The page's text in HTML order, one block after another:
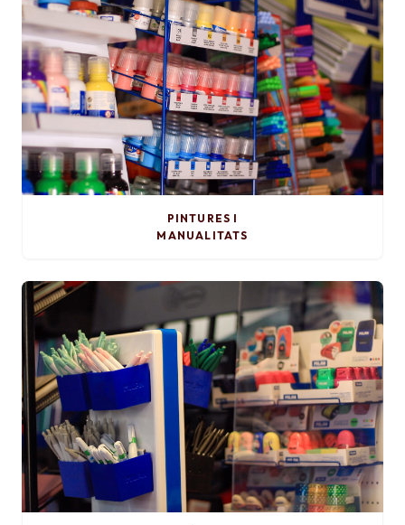
PINTURES I
MANUALITATS